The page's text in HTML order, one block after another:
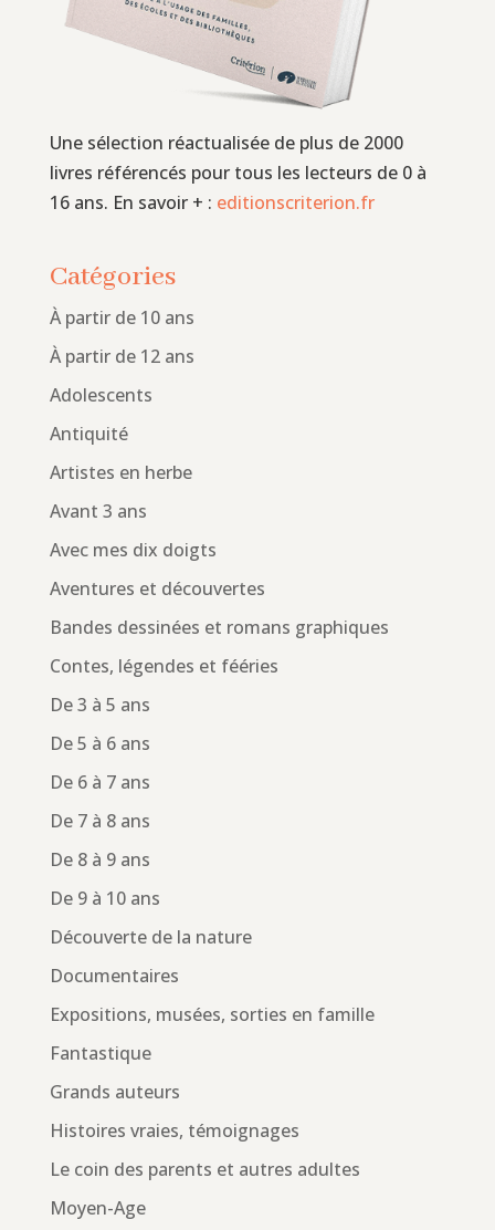
Une sélection réactualisée de plus de 2000
livres référencés pour tous les lecteurs de 0 à
16 ans. En savoir + : editionscriterion.fr
Catégories
À partir de 10 ans
À partir de 12 ans
Adolescents
Antiquité
Artistes en herbe
Avant 3 ans
Avec mes dix doigts
Aventures et découvertes
Bandes dessinées et romans graphiques
Contes, légendes et fééries
De 3 à 5 ans
De 5 à 6 ans
De 6 à 7 ans
De 7 à 8 ans
De 8 à 9 ans
De 9 à 10 ans
Découverte de la nature
Documentaires
Expositions, musées, sorties en famille
Fantastique
Grands auteurs
Histoires vraies, témoignages
Le coin des parents et autres adultes
Moyen-Age